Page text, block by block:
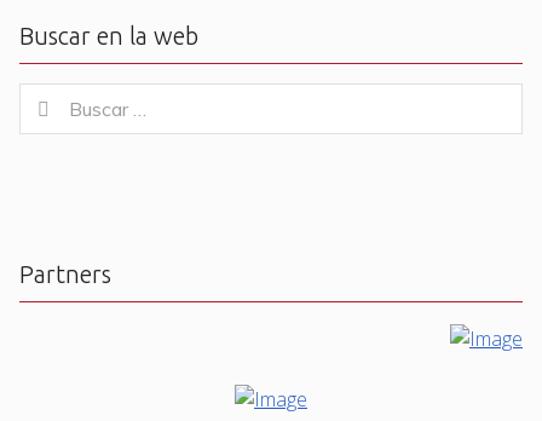
Buscar en la web
for:
Buscar
Partners